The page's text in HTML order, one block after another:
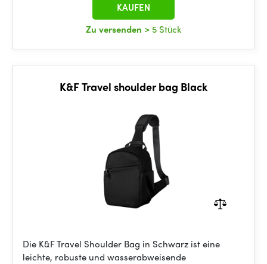
Zu versenden > 5 Stück
KAUFEN
K&F Travel shoulder bag Black
Die K&F Travel Shoulder Bag in Schwarz ist eine
leichte, robuste und wasserabweisende